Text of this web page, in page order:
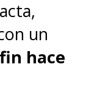
un
hace